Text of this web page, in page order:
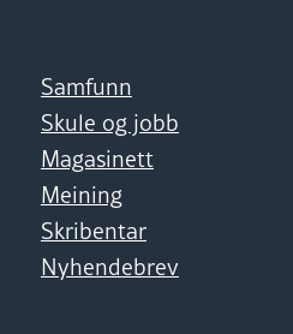
Samfunn
Skule og jobb
Magasinett
Meining
Skribentar
Nyhendebrev